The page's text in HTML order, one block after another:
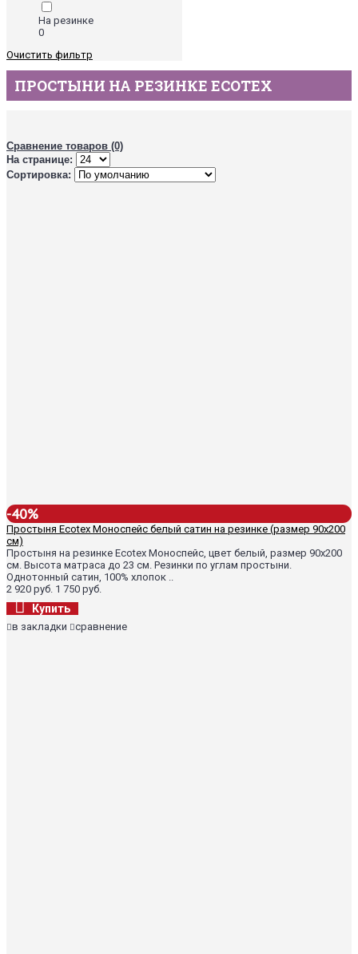
На резинке
0
Очистить фильтр
ПРОСТЫНИ НА РЕЗИНКЕ ECOTEX
Сравнение товаров (0)
На странице:
Сортировка:
-40%
Простыня Ecotex Моноспейс белый сатин на резинке (размер 90х200
см)
Простыня на резинке Ecotex Моноспейс, цвет белый, размер 90х200
см. Высота матраса до 23 см. Резинки по углам простыни.
Однотонный сатин, 100% хлопок ..
2 920 руб. 1 750 руб.
Купить
в закладки сравнение